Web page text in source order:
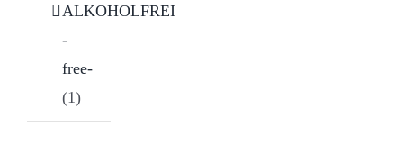
ALKOHOLFREI
-
free-
(1)